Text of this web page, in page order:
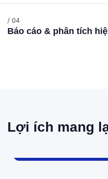
app, social, call center.
Hỗ trợ QR code, thẻ thành
/ 04
Báo cáo & phân tích
Lợi ích mang
Tăng tần suất mua hàng